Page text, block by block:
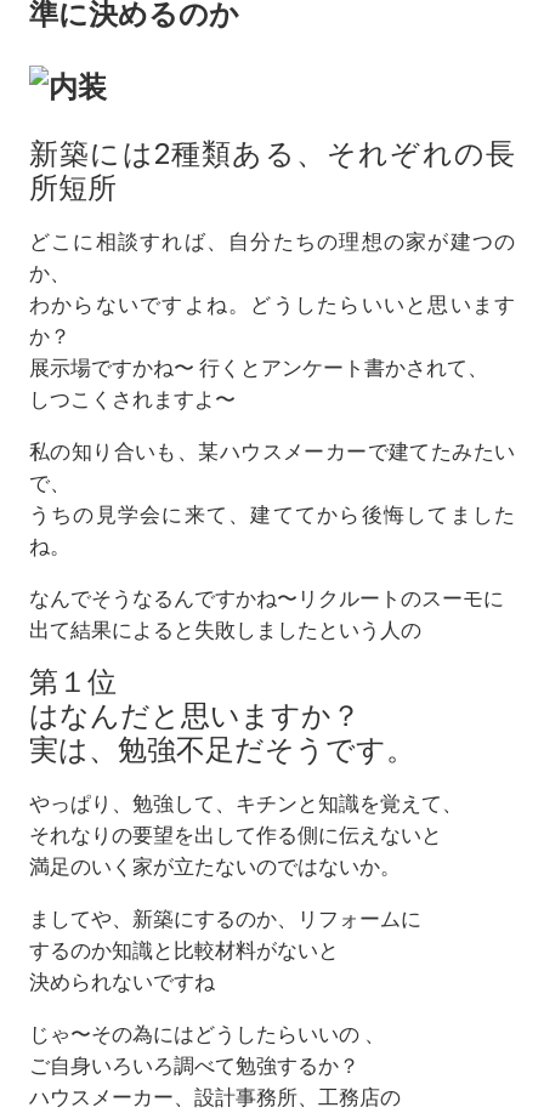
準に決めるのか
新築には2種類ある、それぞれの長
所短所
どこに相談すれば、自分たちの理想の家が建つの
か、
わからないですよね。どうしたらいいと思います
か？
展示場ですかね〜 行くとアンケート書かされて、
しつこくされますよ〜
私の知り合いも、某ハウスメーカーで建てたみたい
で、
うちの見学会に来て、建ててから後悔してました
ね。
なんでそうなるんですかね〜リクルートのスーモに
出て結果によると失敗しましたという人の
第１位
はなんだと思いますか？
実は、勉強不足だそうです。
やっぱり、勉強して、キチンと知識を覚えて、
それなりの要望を出して作る側に伝えないと
満足のいく家が立たないのではないか。
ましてや、新築にするのか、リフォームに
するのか知識と比較材料がないと
決められないですね
じゃ〜その為にはどうしたらいいの 、
ご自身いろいろ調べて勉強するか？
ハウスメーカー、設計事務所、工務店の